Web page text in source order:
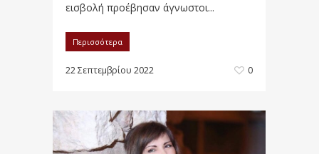
εισβολή προέβησαν άγνωστοι...
Περισσότερα
22 Σεπτεμβρίου 2022 0